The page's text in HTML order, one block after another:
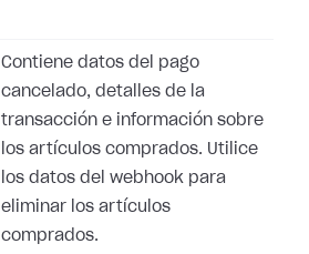
Contiene datos del pago
cancelado, detalles de la
transacción e información sobre
los artículos comprados. Utilice
los datos del webhook para
eliminar los artículos
comprados.